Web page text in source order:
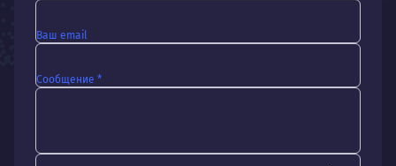
Ваш email
Сообщение *